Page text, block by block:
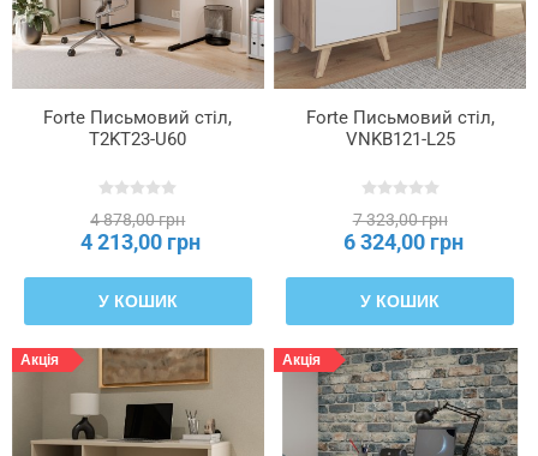
Forte Письмовий стіл,
T2KT23-U60
4 878,00 грн
4 213,00 грн
У КОШИК
Forte Письмовий стіл,
VNKB121-L25
7 323,00 грн
6 324,00 грн
У КОШИК
Акція Акція